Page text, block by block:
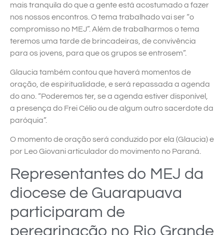
mais tranquila do que a gente está acostumado a fazer
nos nossos encontros. O tema trabalhado vai ser “o
compromisso no MEJ”. Além de trabalharmos o tema
teremos uma tarde de brincadeiras, de convivência
para os jovens, para que os grupos se entrosem”.
Glaucia também contou que haverá momentos de
oração, de espiritualidade, e será repassada a agenda
do ano. “Poderemos ter, se a agenda estiver disponível,
a presença do Frei Célio ou de algum outro sacerdote da
paróquia”.
O momento de oração será conduzido por ela (Glaucia) e
por Leo Giovani articulador do movimento no Paraná.
Representantes do MEJ da
diocese de Guarapuava
participaram de
peregrinação no Rio Grande